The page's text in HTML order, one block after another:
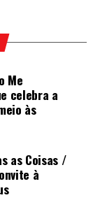
Me
celebra a
às
as Coisas /
à